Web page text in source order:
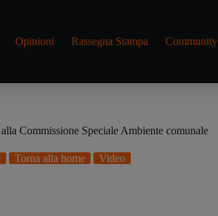
Opinioni Rassegna Stampa Community
Commissione Speciale Ambiente comunale
Torna alla home Video